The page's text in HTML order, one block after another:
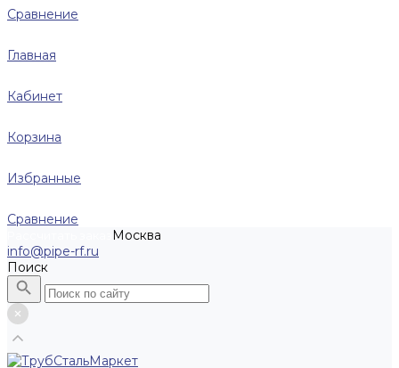
Сравнение
Главная
Кабинет
Корзина
Избранные
Сравнение
Москва
info@pipe-rf.ru
Поиск